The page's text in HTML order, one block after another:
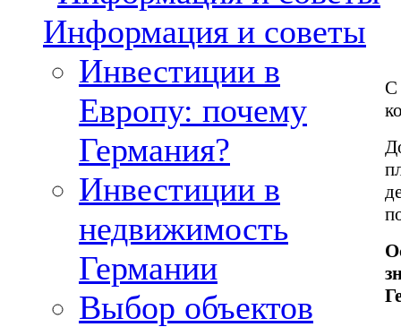
Информация и советы
Инвестиции в
Европу: почему
Германия?
Инвестиции в
недвижимость
Германии
Выбор объектов
C